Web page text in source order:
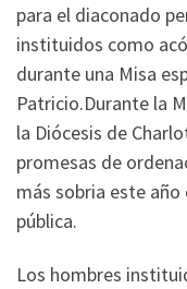
para el diaconado
instituidos como
durante una Misa
Patricio.Durante la
la Diócesis de
promesas de
más sobria este
pública.
Los hombres